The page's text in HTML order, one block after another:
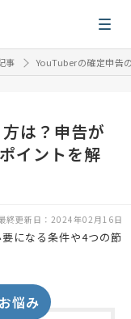
事 YouTuberの確定申告
は？申告が
イントを解
終更新日：2024年02月16日
悩み